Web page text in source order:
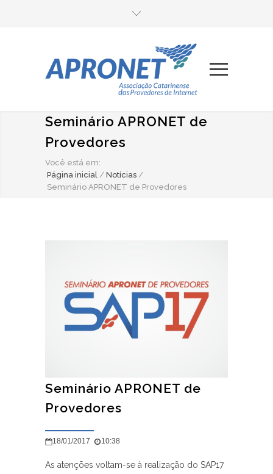
Seminário APRONET de
Provedores
Você está em:
Página inicial / Notícias /
Seminário APRONET de Provedores
Seminário APRONET de
Provedores
18/01/2017 10:38
As atenções voltam-se à realização do SAP17